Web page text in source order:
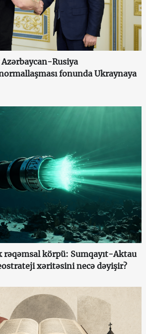
Rusiya
fonunda Ukraynaya
körpü: Sumqayıt-Aktau
xəritəsini necə dəyişir?